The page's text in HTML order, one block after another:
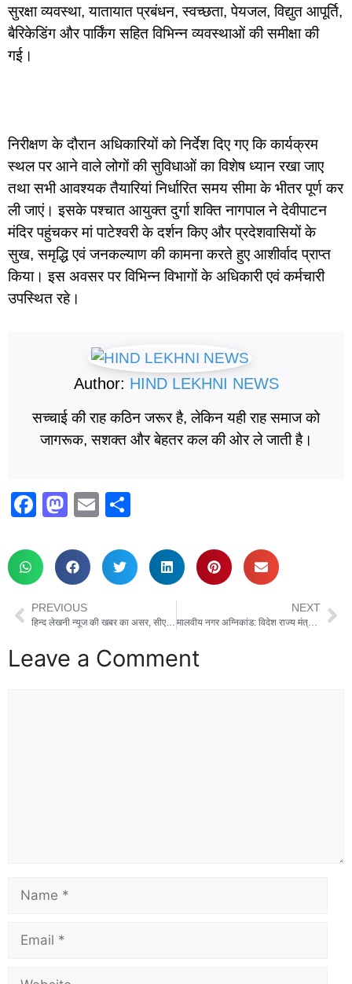
सुरक्षा व्यवस्था, यातायात प्रबंधन, स्वच्छता, पेयजल, विद्युत आपूर्ति,
बैरिकेडिंग और पार्किंग सहित विभिन्न व्यवस्थाओं की समीक्षा की
गई।
निरीक्षण के दौरान अधिकारियों को निर्देश दिए गए कि कार्यक्रम
स्थल पर आने वाले लोगों की सुविधाओं का विशेष ध्यान रखा जाए
तथा सभी आवश्यक तैयारियां निर्धारित समय सीमा के भीतर पूर्ण कर
ली जाएं। इसके पश्चात आयुक्त दुर्गा शक्ति नागपाल ने देवीपाटन
मंदिर पहुंचकर मां पाटेश्वरी के दर्शन किए और प्रदेशवासियों के
सुख, समृद्धि एवं जनकल्याण की कामना करते हुए आशीर्वाद प्राप्त
किया। इस अवसर पर विभिन्न विभागों के अधिकारी एवं कर्मचारी
उपस्थित रहे।
Author: HIND LEKHNI NEWS
सच्चाई की राह कठिन जरूर है, लेकिन यही राह समाज को
जागरूक, सशक्त और बेहतर कल की ओर ले जाती है।
F
c
e
b
o
o
M
st
o
d
o
n
E
ail ar
e
PREVIOUS
हिन्द लेखनी न्यूज की खबर का असर, सीएमओ ने किया सीएचसी कर्नलगंज का औचक निरीक्षण
NEXT
मालवीय नगर अग्निकांड: विदेश राज्य मंत्री कीर्ति वर्धन सिंह ने घायलों का जाना हाल, हरसंभव सहायता का दिया भरोसा
Leave a Comment